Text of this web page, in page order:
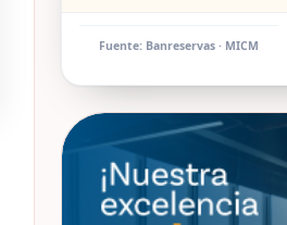
Fuente: Banreservas · MICM